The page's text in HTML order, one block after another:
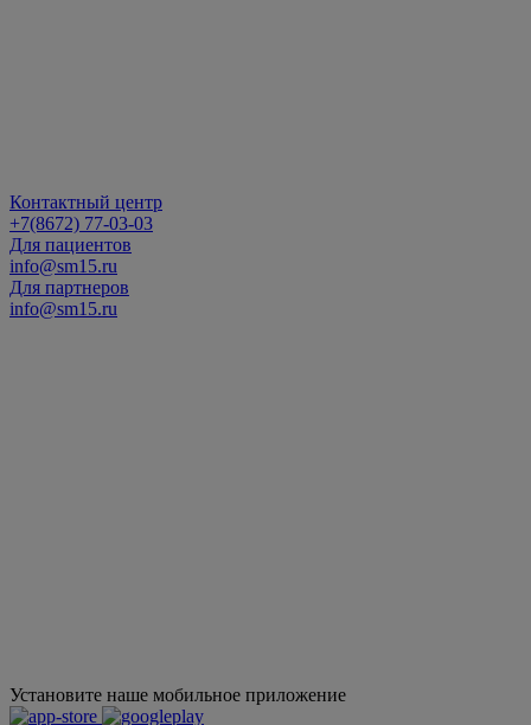
Контактный центр
+7(8672) 77-03-03
Для пациентов
info@sm15.ru
Для партнеров
info@sm15.ru
Установите наше мобильное приложение